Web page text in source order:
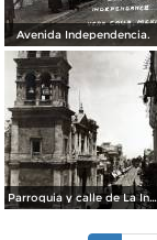
Avenida Independencia.
Parroquia y calle de La Independencia.